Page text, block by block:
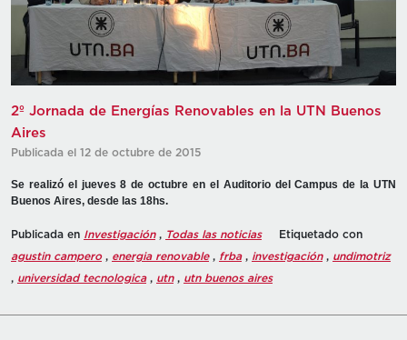
2º Jornada de Energías Renovables en la UTN Buenos
Aires
Publicada el 12 de octubre de 2015
Se realizó el jueves 8 de octubre en el Auditorio del Campus de la UTN
Buenos Aires, desde las 18hs.
Publicada en Investigación, Todas las noticias
Etiquetado con
agustin campero, energia renovable, frba, investigación, undimotriz
, universidad tecnologica, utn, utn buenos aires